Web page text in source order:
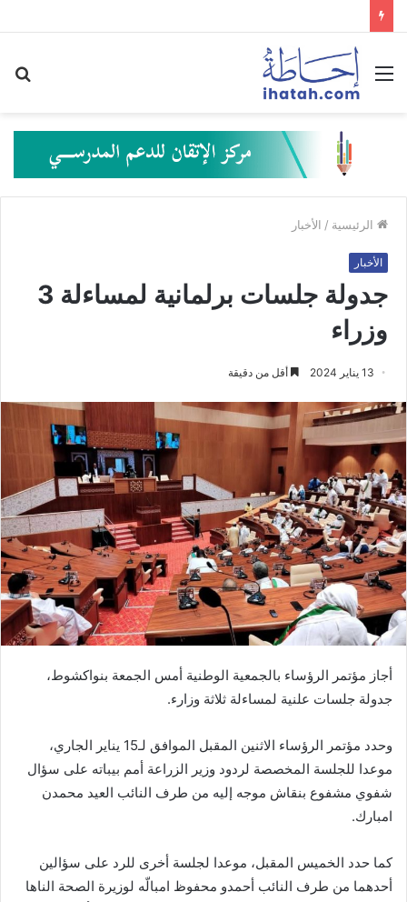
القائمة
الرئيسية / الأخبار
الأخبار
جدولة جلسات برلمانية لمساءلة 3
وزراء
13 يناير 2024 أقل من دقيقة
أجاز مؤتمر الرؤساء بالجمعية الوطنية أمس الجمعة بنواكشوط،
جدولة جلسات علنية لمساءلة ثلاثة وزارء.
وحدد مؤتمر الرؤساء الاثنين المقبل الموافق لـ15 يناير الجاري،
موعدا للجلسة المخصصة لردود وزير الزراعة أمم بيباته على سؤال
شفوي مشفوع بنقاش موجه إليه من طرف النائب العيد محمدن
امبارك.
كما حدد الخميس المقبل، موعدا لجلسة أخرى للرد على سؤالين
أحدهما من طرف النائب أحمدو محفوظ امبالّه لوزيرة الصحة الناها